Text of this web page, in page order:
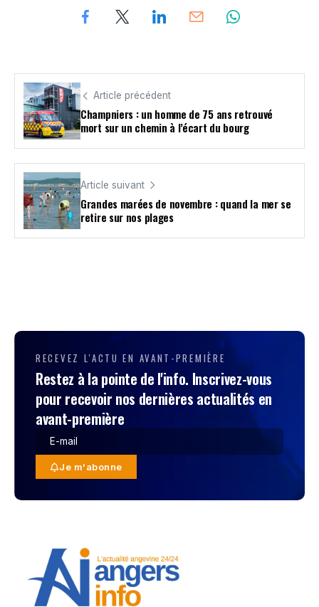
Article précédent
Champniers : un homme de 75 ans retrouvé
mort sur un chemin à l’écart du bourg
Article suivant
Grandes marées de novembre : quand la mer se
retire sur nos plages
RECEVEZ L'ACTU EN AVANT-PREMIÈRE
Restez à la pointe de l'info. Inscrivez-vous
pour recevoir nos dernières actualités en
avant-première
Je m'abonne